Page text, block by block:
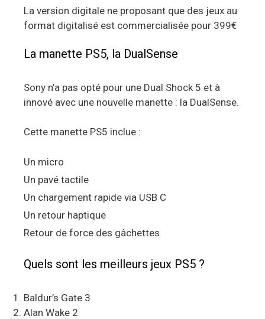
La version digitale ne proposant que des jeux au
format digitalisé est commercialisée pour 399€
La manette PS5, la DualSense
Sony n’a pas opté pour une Dual Shock 5 et à
innové avec une nouvelle manette : la DualSense.
Cette manette PS5 inclue :
Un micro
Un pavé tactile
Un chargement rapide via USB C
Un retour haptique
Retour de force des gâchettes
Quels sont les meilleurs jeux PS5 ?
Baldur’s Gate 3
Alan Wake 2